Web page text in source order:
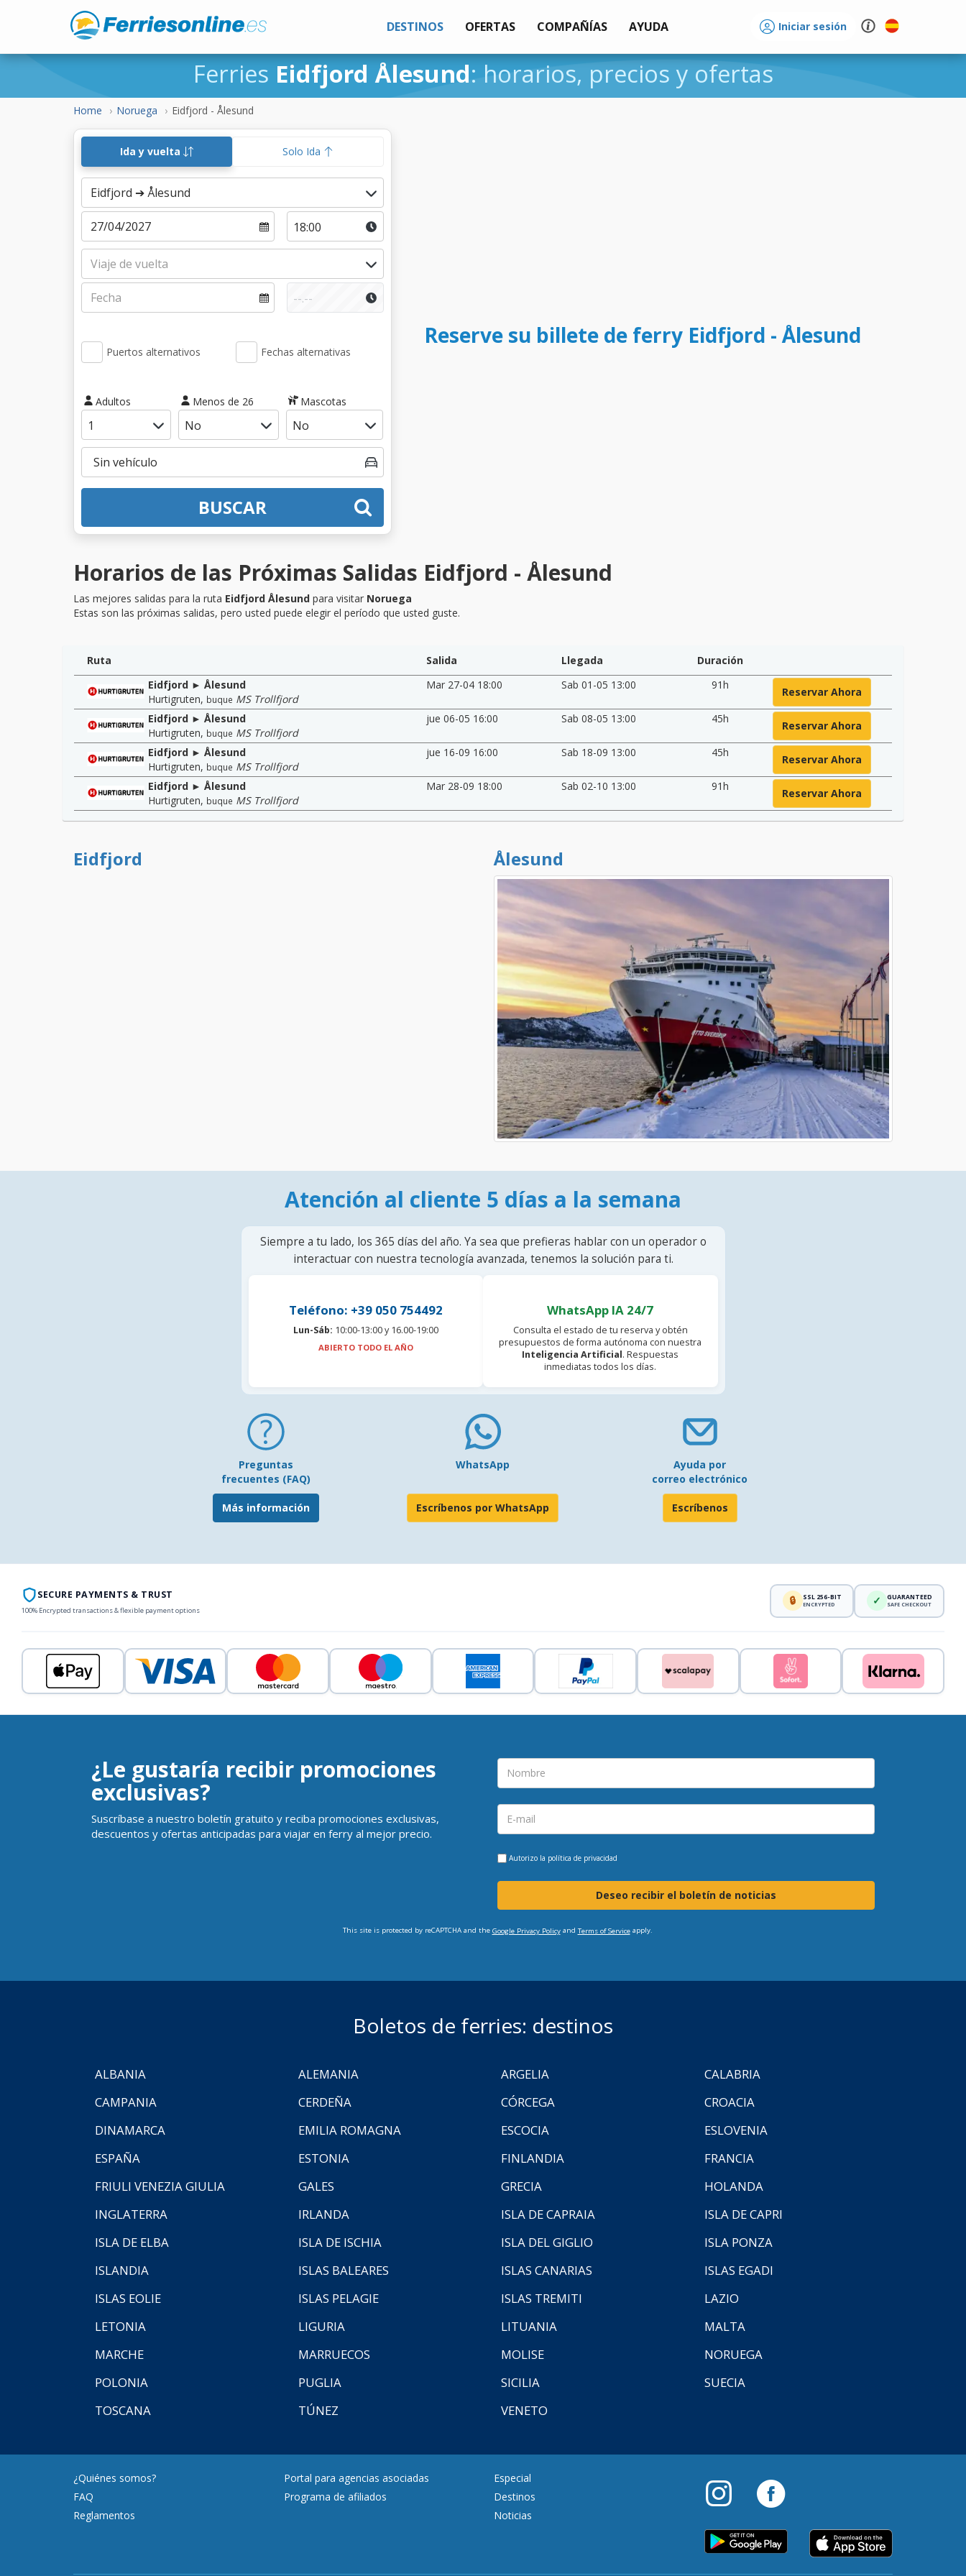
DESTINOS OFERTAS COMPAÑÍAS AYUDA Iniciar sesión
Ferries Eidfjord Ålesund: horarios, precios y ofertas
Home Noruega Eidfjord - Ålesund
Ida y vuelta Solo Ida
Puertos alternativos Fechas alternativas
Adultos Menos de 26 Mascotas
BUSCAR
Reserve su billete de ferry Eidfjord - Ålesund
Horarios de las Próximas Salidas Eidfjord - Ålesund
Las mejores salidas para la ruta Eidfjord Ålesund para visitar Noruega
Estas son las próximas salidas, pero usted puede elegir el período que usted guste.
Ruta Salida Llegada
Duración
Eidfjord ► Ålesund
Hurtigruten, buque MS Trollfjord
Mar 27-04 18:00 Sab 01-05 13:00 91h
Reservar Ahora
Eidfjord ► Ålesund
Hurtigruten, buque MS Trollfjord
jue 06-05 16:00 Sab 08-05 13:00 45h
Reservar Ahora
Eidfjord ► Ålesund
Hurtigruten, buque MS Trollfjord
jue 16-09 16:00 Sab 18-09 13:00 45h
Reservar Ahora
Eidfjord ► Ålesund
Hurtigruten, buque MS Trollfjord
Mar 28-09 18:00 Sab 02-10 13:00 91h
Reservar Ahora
Eidfjord Ålesund
Atención al cliente 5 días a la semana
Siempre a tu lado, los 365 días del año. Ya sea que prefieras hablar con un operador o
interactuar con nuestra tecnología avanzada, tenemos la solución para ti.
Teléfono: +39 050 754492
Lun-Sáb: 10:00-13:00 y 16.00-19:00
ABIERTO TODO EL AÑO
WhatsApp IA 24/7
Consulta el estado de tu reserva y obtén
presupuestos de forma autónoma con nuestra
Inteligencia Artificial. Respuestas
inmediatas todos los días.
Preguntas
frecuentes (FAQ)
Más información
WhatsApp
Escríbenos por WhatsApp
Ayuda por
correo electrónico
Escríbenos
SECURE PAYMENTS & TRUST
100% Encrypted transactions & flexible payment options
🔒 SSL 256-BIT
ENCRYPTED ✓ GUARANTEED
SAFE CHECKOUT
¿Le gustaría recibir promociones
exclusivas?
Suscríbase a nuestro boletín gratuito y reciba promociones exclusivas,
descuentos y ofertas anticipadas para viajar en ferry al mejor precio.
Autorizo la política de privacidad
Deseo recibir el boletín de noticias
This site is protected by reCAPTCHA and the Google Privacy Policyand Terms of Serviceapply.
Boletos de ferries: destinos
ALBANIA ALEMANIA ARGELIA
CALABRIA
CAMPANIA
CERDEÑA CÓRCEGA
CROACIA
DINAMARCA
EMILIA ROMAGNA ESCOCIA
ESLOVENIA
ESPAÑA
ESTONIA FINLANDIA
FRANCIA
FRIULI VENEZIA GIULIA
GALES GRECIA
HOLANDA
INGLATERRA
IRLANDA ISLA DE CAPRAIA
ISLA DE CAPRI
ISLA DE ELBA
ISLA DE ISCHIA ISLA DEL GIGLIO
ISLA PONZA
ISLANDIA
ISLAS BALEARES ISLAS CANARIAS
ISLAS EGADI
ISLAS EOLIE
ISLAS PELAGIE ISLAS TREMITI
LAZIO
LETONIA
LIGURIA LITUANIA
MALTA
MARCHE
MARRUECOS MOLISE
NORUEGA
POLONIA
PUGLIA SICILIA
SUECIA
TOSCANA
TÚNEZ VENETO
¿Quiénes somos?
FAQ
Reglamentos
Portal para agencias asociadas
Programa de afiliados
Especial
Destinos
Noticias